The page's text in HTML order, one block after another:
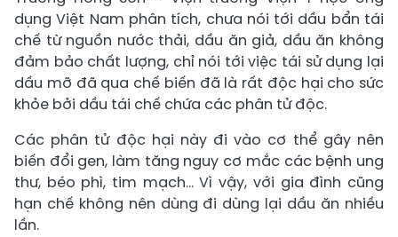
dụng Việt Nam phân tích, chưa nói tới dầu bẩn tái
chế từ nguồn nước thải, dầu ăn giả, dầu ăn không
đảm bảo chất lượng, chỉ nói tới việc tái sử dụng lại
dầu mỡ đã qua chế biến đã là rất độc hại cho sức
khỏe bởi dầu tái chế chứa các phân tử độc.
Các phân tử độc hại này đi vào cơ thể gây nên
biến đổi gen, làm tăng nguy cơ mắc các bệnh ung
thư, béo phì, tim mạch... Vì vậy, với gia đình cũng
hạn chế không nên dùng đi dùng lại dầu ăn nhiều
lần.